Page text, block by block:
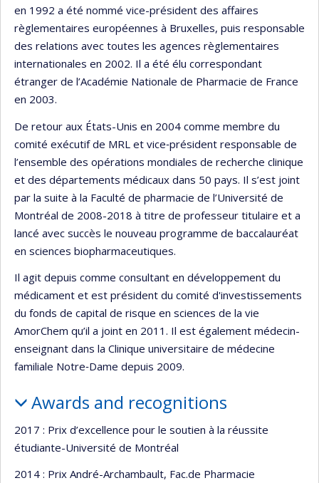
en 1992 a été nommé vice-président des affaires
règlementaires européennes à Bruxelles, puis responsable
des relations avec toutes les agences règlementaires
internationales en 2002. Il a été élu correspondant
étranger de l’Académie Nationale de Pharmacie de France
en 2003.
De retour aux États-Unis en 2004 comme membre du
comité exécutif de MRL et vice‐président responsable de
l’ensemble des opérations mondiales de recherche clinique
et des départements médicaux dans 50 pays. Il s’est joint
par la suite à la Faculté de pharmacie de l’Université de
Montréal de 2008-2018 à titre de professeur titulaire et a
lancé avec succès le nouveau programme de baccalauréat
en sciences biopharmaceutiques.
Il agit depuis comme consultant en développement du
médicament et est président du comité d'investissements
du fonds de capital de risque en sciences de la vie
AmorChem qu’il a joint en 2011. Il est également médecin-
enseignant dans la Clinique universitaire de médecine
familiale Notre‐Dame depuis 2009.
Awards and recognitions
2017 : Prix d’excellence pour le soutien à la réussite
étudiante-Université de Montréal
2014 : Prix André-Archambault, Fac.de Pharmacie